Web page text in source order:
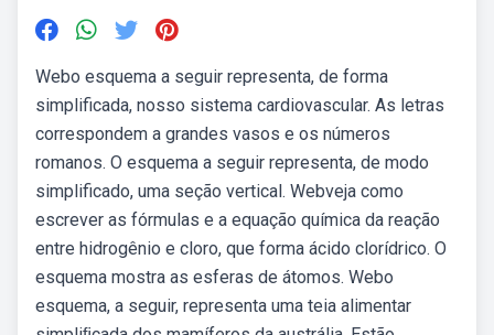
Webo esquema a seguir representa, de forma
simplificada, nosso sistema cardiovascular. As letras
correspondem a grandes vasos e os números
romanos. O esquema a seguir representa, de modo
simplificado, uma seção vertical. Webveja como
escrever as fórmulas e a equação química da reação
entre hidrogênio e cloro, que forma ácido clorídrico. O
esquema mostra as esferas de átomos. Webo
esquema, a seguir, representa uma teia alimentar